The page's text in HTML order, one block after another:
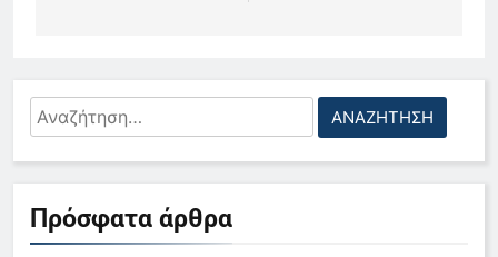
Αναζήτηση
για:
Πρόσφατα άρθραΟ Παναγιώτης Στάθης στο
«τιμόνι» του κεντρικού δελτίου